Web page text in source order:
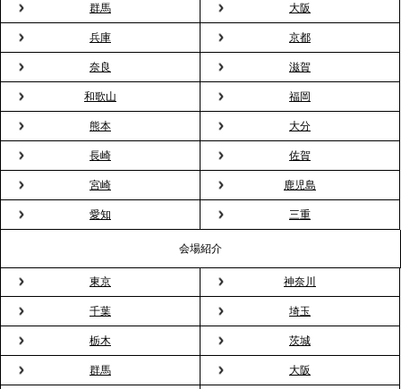
ィスケータリング』という新しい活用法
2026.3.20
NHK「ニュースウオッチ9」で、2ndTable「室内花
見」が紹介されました
2026.3.16
プレスリリースのご案内｜2026年、春の親睦は「花
粉レス」な室内花見。福利厚生としても注目され
る、快適で新しいお花見体験
2026.3.5
プレスリリースのご案内｜「室内お花見」の法人利
用が前年比4倍に急増。オフィスに桜が届く福利厚生
の新定番
群馬 大阪
兵庫 京都
奈良 滋賀
和歌山 福岡
熊本 大分
長崎 佐賀
宮崎 鹿児島
愛知 三重
会場紹介
東京 神奈川
千葉 埼玉
栃木 茨城
群馬 大阪